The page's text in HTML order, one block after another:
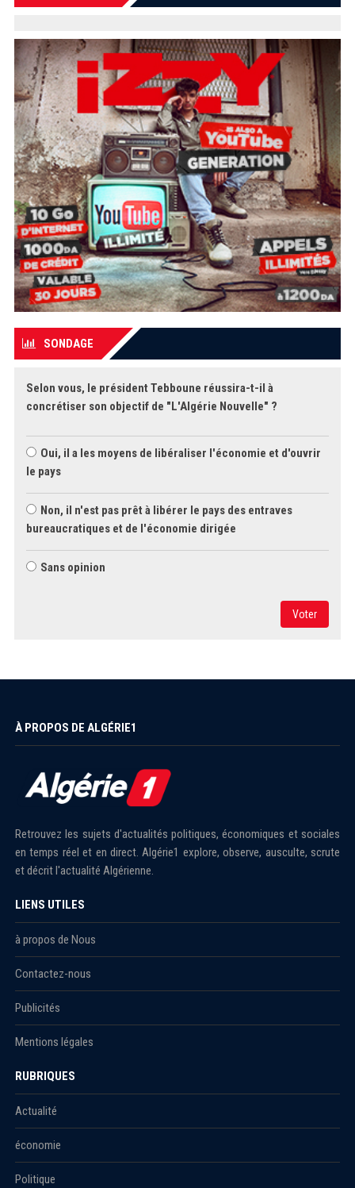
SONDAGE
Selon vous, le président Tebboune réussira-t-il à
concrétiser son objectif de "L'Algérie Nouvelle" ?
Oui, il a les moyens de libéraliser l'économie et d'ouvrir
le pays
Non, il n'est pas prêt à libérer le pays des entraves
bureaucratiques et de l'économie dirigée
Sans opinion
Voter
À PROPOS DE ALGÉRIE1
Retrouvez les sujets d'actualités politiques, économiques et sociales
en temps réel et en direct. Algérie1 explore, observe, ausculte, scrute
et décrit l'actualité Algérienne.
LIENS UTILES
à propos de Nous
Contactez-nous
Publicités
Mentions légales
RUBRIQUES
Actualité
économie
Politique